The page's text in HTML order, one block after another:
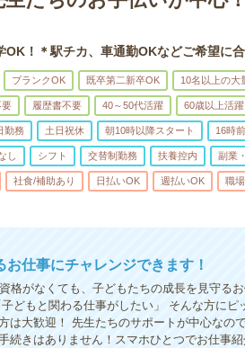
！＊駅チカ、車通勤OKなどご希望に合
ブランクOK 既卒第二新卒OK 10名以上の大
履歴書不要 40～50代活躍 60歳以上活躍
勤務 土日祝休 朝10時以降スタート 16時
し シフト 交替制勤務 扶養控内 副業
社食/補助あり 日払いOK 週払いOK 職
仕事にチャレンジできます！
格がなくても、子どもたちの成長を見守る
子どもと関わる仕事がしたい」 そんな方に
は大歓迎！ 先生たちのサポートが中心なの
続きはありません！スマホひとつでお仕事